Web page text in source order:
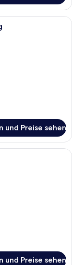
mit einem Bett,
und Preise sehen
mit einem Bett,
und Preise sehen